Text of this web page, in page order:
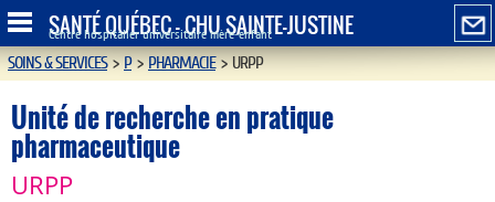
SANTÉ QUÉBEC - CHU SAINTE-JUSTINE
Centre hospitalier universitaire mère-enfant
SOINS & SERVICES>P>PHARMACIE>URPP
Unité de recherche en pratique
pharmaceutique
URPP